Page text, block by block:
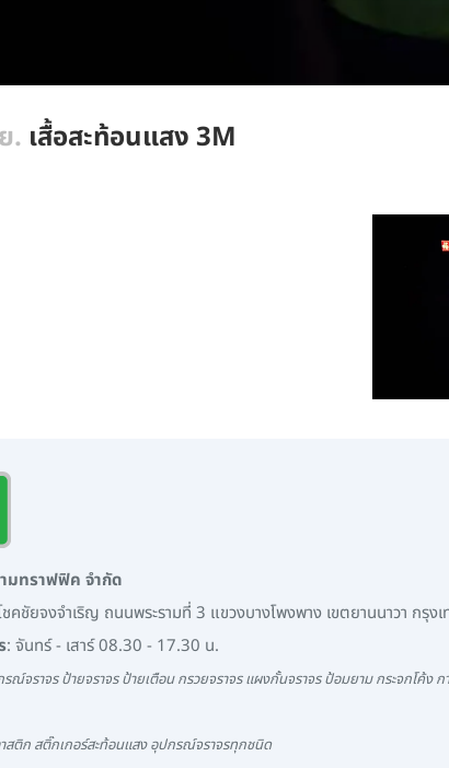
. เสื้อสะท้อนแสง 3M
มทราฟฟิค จำกัด
คชัยจงจำเริญ ถนนพระรามที่ 3 แขวงบางโพงพาง เขตยานนาวา กรุง
: จันทร์ - เสาร์ 08.30 - 17.30 น.
ณ์จราจร ป้ายจราจร ป้ายเตือน กรวยจราจร แผงกั้นจราจร ป้อมยาม กระจกโค้ง ก
สติก สติ๊กเกอร์สะท้อนแสง อุปกรณ์จราจรทุกชนิด